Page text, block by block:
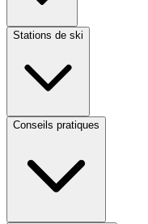
Stations de ski
Conseils pratiques